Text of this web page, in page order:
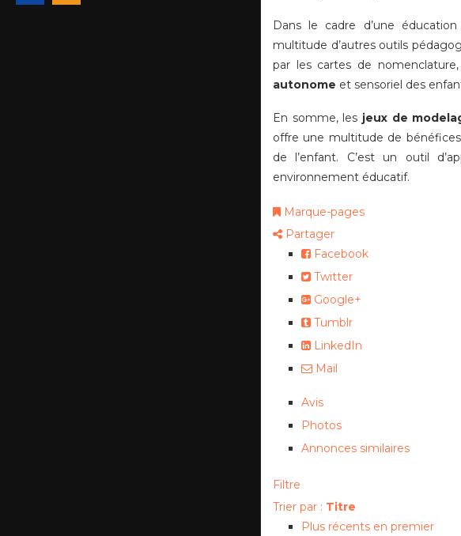
Dans le cadre d’une
multitude d’autres outils
par les cartes de
autonome et sensoriel des
En somme, les jeux de
offre une multitude de
de l’enfant. C’est un outil
environnement éducatif.
Marque-pages
Partager
Facebook
Twitter
Google+
Tumblr
LinkedIn
Mail
Avis
Photos
Annonces similaires
Filtre
Trier par : Titre
Plus récents en premier